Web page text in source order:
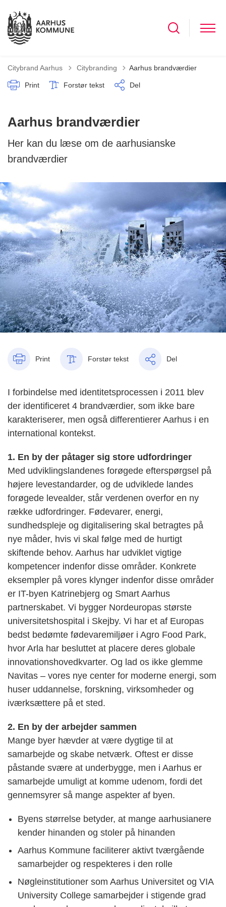
Citybrand Aarhus Tilbage til
Citybranding Aarhus brandværdier
Print Forstør tekst Del
Aarhus brandværdier
Her kan du læse om de aarhusianske
brandværdier
Print Forstør tekst Del
I forbindelse med identitetsprocessen i 2011 blev
der identificeret 4 brandværdier, som ikke bare
karakteriserer, men også differentierer Aarhus i en
international kontekst.
1. En by der påtager sig store udfordringer
Med udviklingslandenes forøgede efterspørgsel på
højere levestandarder, og de udviklede landes
forøgede levealder, står verdenen overfor en ny
række udfordringer. Fødevarer, energi,
sundhedspleje og digitalisering skal betragtes på
nye måder, hvis vi skal følge med de hurtigt
skiftende behov. Aarhus har udviklet vigtige
kompetencer indenfor disse områder. Konkrete
eksempler på vores klynger indenfor disse områder
er IT-byen Katrinebjerg og Smart Aarhus
partnerskabet. Vi bygger Nordeuropas største
universitetshospital i Skejby. Vi har et af Europas
bedst bedømte fødevaremiljøer i Agro Food Park,
hvor Arla har besluttet at placere deres globale
innovationshovedkvarter. Og lad os ikke glemme
Navitas – vores nye center for moderne energi, som
huser uddannelse, forskning, virksomheder og
iværksættere på et sted.
2. En by der arbejder sammen
Mange byer hævder at være dygtige til at
samarbejde og skabe netværk. Oftest er disse
påstande svære at underbygge, men i Aarhus er
samarbejde umuligt at komme udenom, fordi det
gennemsyrer så mange aspekter af byen.
Byens størrelse betyder, at mange aarhusianere
kender hinanden og stoler på hinanden
Aarhus Kommune faciliterer aktivt tværgående
samarbejder og respekteres i den rolle
Nøgleinstitutioner som Aarhus Universitet og VIA
University College samarbejder i stigende grad